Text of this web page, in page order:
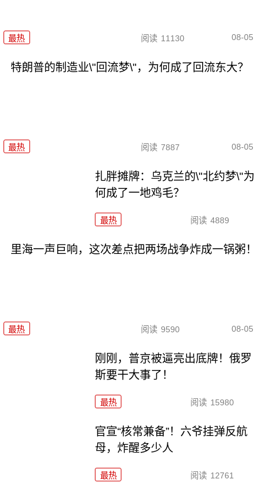
最热 阅读 11130 08-05
特朗普的制造业\"回流梦\"，为何成了回流东大？
最热 阅读 7887 08-05
扎胖摊牌：乌克兰的\"北约梦\"为
何成了一地鸡毛？
最热 阅读 4889
里海一声巨响，这次差点把两场战争炸成一锅粥！
最热 阅读 9590 08-05
刚刚，普京被逼亮出底牌！俄罗
斯要干大事了！
最热 阅读 15980
官宣“核常兼备”！六爷挂弹反航
母，炸醒多少人
最热 阅读 12761